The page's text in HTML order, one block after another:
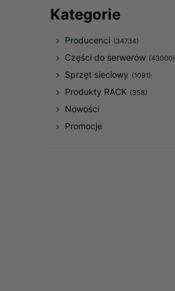
Kategorie
Producenci (34734)
Części do serwerów (43000)
Sprzęt sieciowy (1091)
Produkty RACK (358)
Nowości
Promocje